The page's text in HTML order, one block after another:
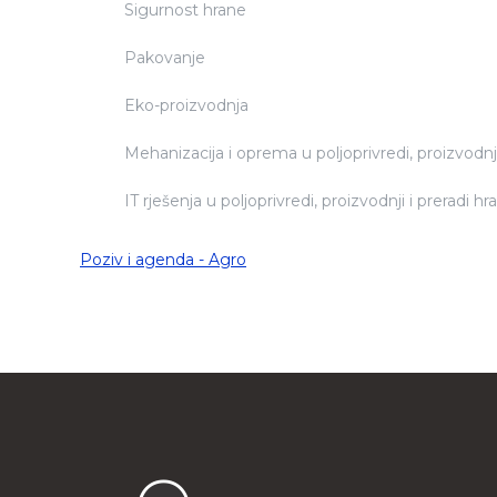
Sigurnost hrane
Pakovanje
Eko-proizvodnja
Mehanizacija i oprema u poljoprivredi,
IT rješenja u poljoprivredi, proizvodnji i preradi
Poziv i agenda - Agro